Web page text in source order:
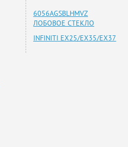
6056AGSBLHMVZ
ЛОБОВОЕ СТЕКЛО
INFINITI EX25/EX35/EX37